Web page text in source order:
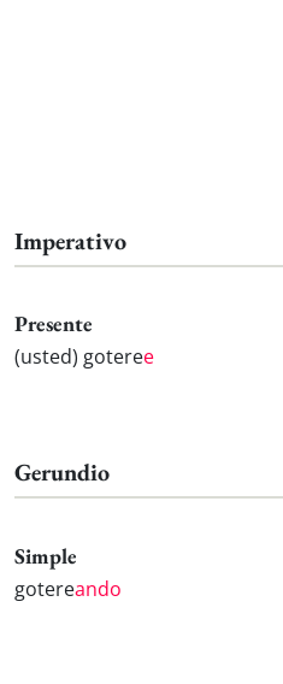
Imperativo
Presente
(usted) goteree
Gerundio
Simple
gotereando